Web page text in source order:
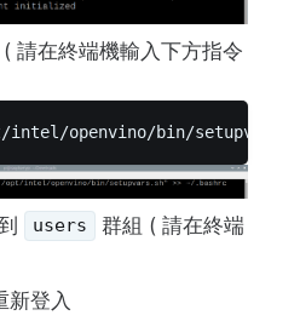
請在終端機輸入下方指令
intel/openvino/bin/
users
群組 ( 請在終端
新登入